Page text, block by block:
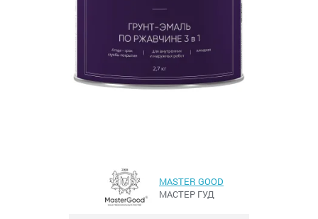
MASTER GOOD
МАСТЕР ГУД